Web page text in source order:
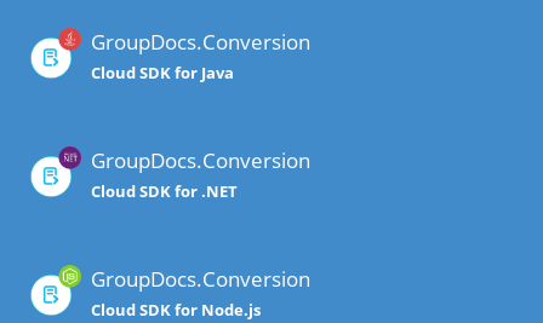
GroupDocs.Conversion
Cloud SDK for Java
GroupDocs.Conversion
Cloud SDK for .NET
GroupDocs.Conversion
Cloud SDK for Node.js